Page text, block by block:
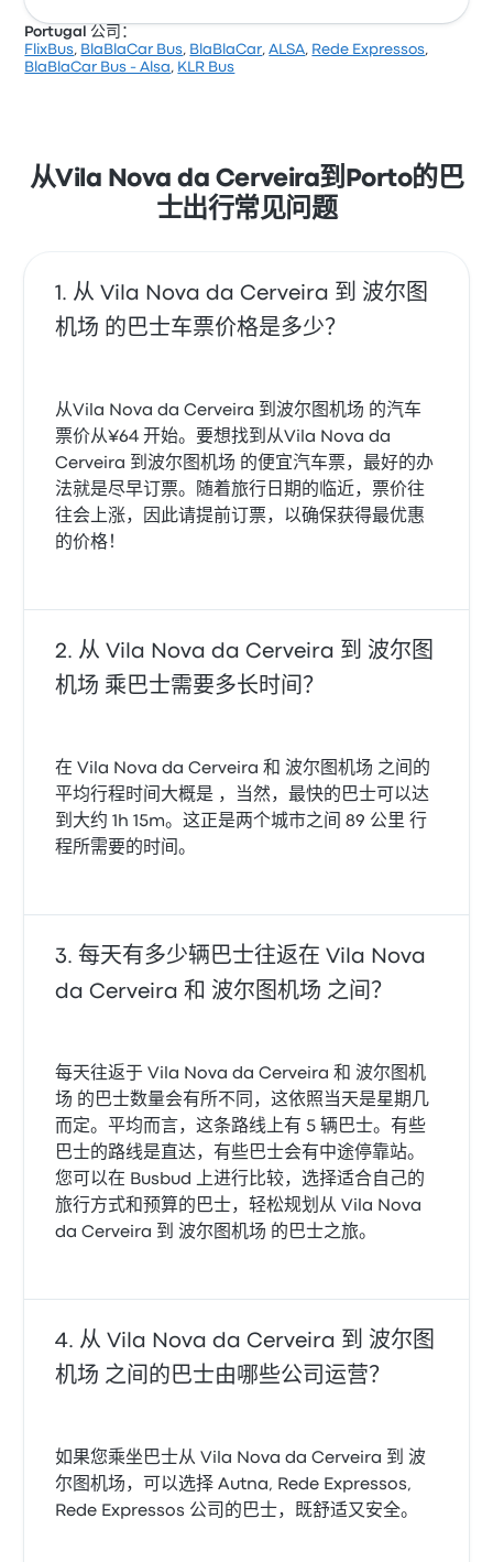
根据 3772 条评论，该公司在 Busbud 上被评为 4.1 颗
Portugal 公司：
FlixBus, BlaBlaCar Bus, BlaBlaCar,ALSA, Rede Expressos,
BlaBlaCar Bus - Alsa, KLR Bus
从Vila Nova da Cerveira到Porto的巴
士出行常见问题
从 Vila Nova da Cerveira 到 波尔图
机场 的巴士车票价格是多少？
从Vila Nova da Cerveira 到波尔图机场 的汽车
票价从¥64 开始。要想找到从Vila Nova da
Cerveira 到波尔图机场 的便宜汽车票，最好的办
法就是尽早订票。随着旅行日期的临近，票价往
往会上涨，因此请提前订票，以确保获得最优惠
的价格！
从 Vila Nova da Cerveira 到 波尔图
机场 乘巴士需要多长时间？
在 Vila Nova da Cerveira 和 波尔图机场 之间的
平均行程时间大概是 ，当然，最快的巴士可以达
到大约 1h 15m。这正是两个城市之间 89 公里 行
程所需要的时间。
每天有多少辆巴士往返在 Vila Nova
da Cerveira 和 波尔图机场 之间？
每天往返于 Vila Nova da Cerveira 和 波尔图机
场 的巴士数量会有所不同，这依照当天是星期几
而定。平均而言，这条路线上有 5 辆巴士。有些
巴士的路线是直达，有些巴士会有中途停靠站。
您可以在 Busbud 上进行比较，选择适合自己的
旅行方式和预算的巴士，轻松规划从 Vila Nova
da Cerveira 到 波尔图机场 的巴士之旅。
从 Vila Nova da Cerveira 到 波尔图
机场 之间的巴士由哪些公司运营？
如果您乘坐巴士从 Vila Nova da Cerveira 到 波
尔图机场，可以选择 Autna, Rede Expressos,
Rede Expressos 公司的巴士，既舒适又安全。